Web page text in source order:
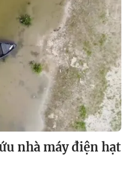
nhà máy điện hạt